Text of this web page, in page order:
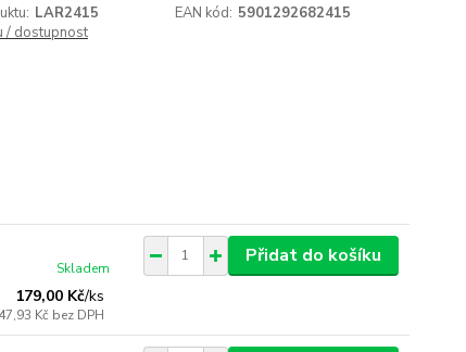
LAR2415 EAN kód: 5901292682415
/ dostupnost
179,00 Kč/ks
Kč bez DPH
Skladem
Přidat do košíku